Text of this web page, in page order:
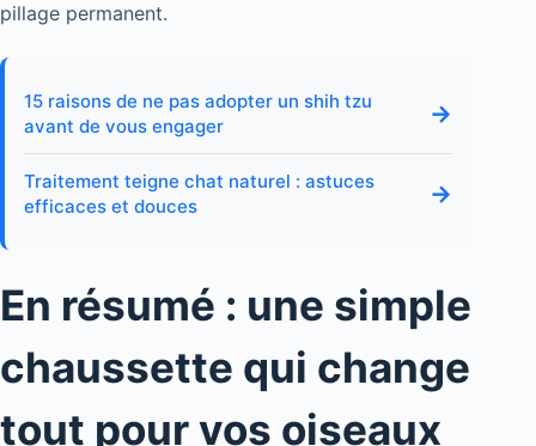
pillage permanent.
15 raisons de ne pas adopter un shih tzu
avant de vous engager
→
Traitement teigne chat naturel : astuces
efficaces et douces
→
En résumé : une simple
chaussette qui change
tout pour vos oiseaux